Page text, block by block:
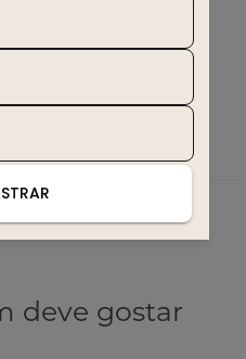
deve gostar